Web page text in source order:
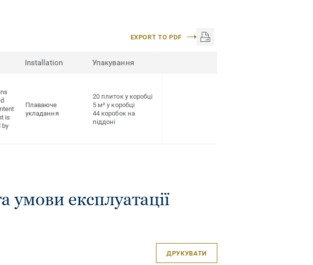
EXPORT TO PDF
Installation Упакування
is
by
Плаваюче
укладання
20 плиток у коробці
5 м² у коробці
44 коробок на
піддоні
умови експлуатації
ДРУКУВАТИ